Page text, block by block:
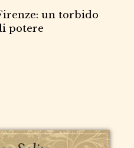
un torbido
potere